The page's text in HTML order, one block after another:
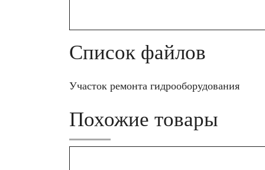
Список файлов
Участок ремонта гидрооборудования
Похожие товары